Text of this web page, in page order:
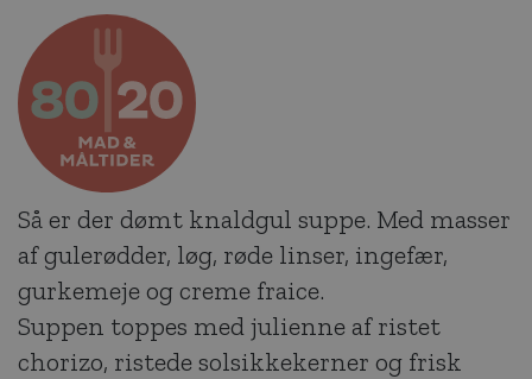
Så er der dømt knaldgul suppe. Med masser
af gulerødder, løg, røde linser, ingefær,
gurkemeje og creme fraice.
Suppen toppes med julienne af ristet
chorizo, ristede solsikkekerner og frisk